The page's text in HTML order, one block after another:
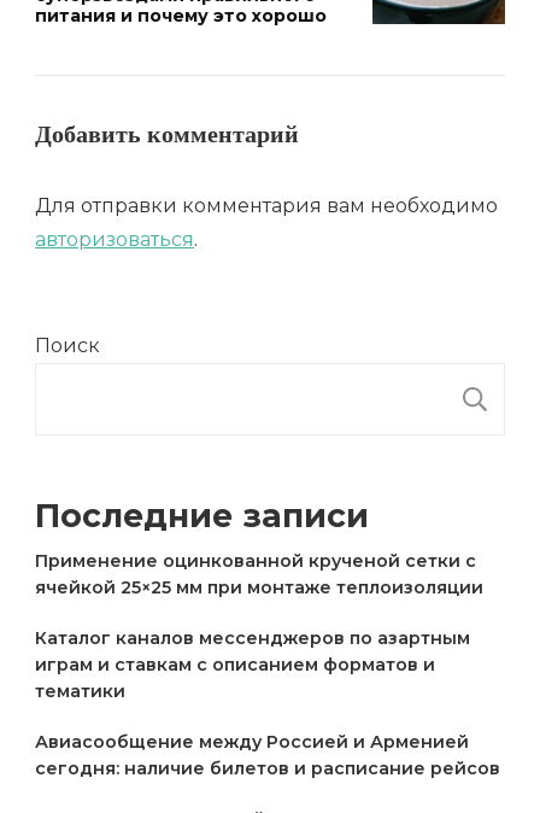
питания и почему это хорошо
Добавить комментарий
Для отправки комментария вам необходимо
авторизоваться.
Поиск
Последние записи
Применение оцинкованной крученой сетки с
ячейкой 25×25 мм при монтаже теплоизоляции
Каталог каналов мессенджеров по азартным
играм и ставкам с описанием форматов и
тематики
Авиасообщение между Россией и Арменией
сегодня: наличие билетов и расписание рейсов